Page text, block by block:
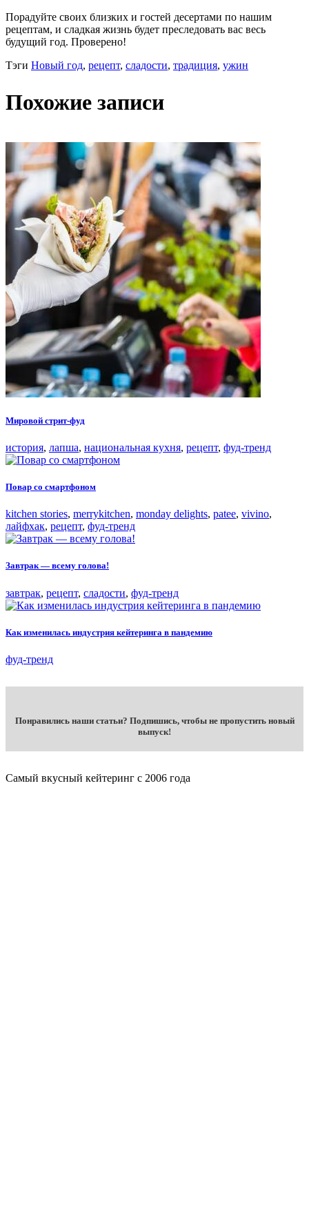
Порадуйте своих близких и гостей десертами по нашим
рецептам, и сладкая жизнь будет преследовать вас весь
будущий год. Проверено!
Тэги Новый год, рецепт, сладости, традиция, ужин
Похожие записи
Мировой стрит-фуд
история, лапша, национальная кухня, рецепт, фуд-тренд
Повар со смартфоном
kitchen stories, merrykitchen, monday delights, patee, vivino,
лайфхак, рецепт, фуд-тренд
Завтрак — всему голова!
завтрак, рецепт, сладости, фуд-тренд
Как изменилась индустрия кейтеринга в пандемию
фуд-тренд
Понравились наши статьи? Подпишись, чтобы не пропустить новый
выпуск!
Самый вкусный кейтеринг с 2006 года